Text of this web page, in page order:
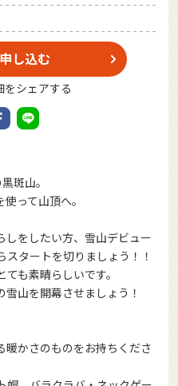
し込む
をシェアする
斑山。
って山頂へ。
しをしたい方、雪山デビュー
タートを切りましょう！！
も素晴らしいです。
山を開幕させましょう！
暖かさのものをお持ちくださ